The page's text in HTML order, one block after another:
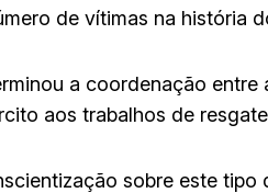
de vítimas na história
a coordenação entre
aos trabalhos de
sobre este tipo